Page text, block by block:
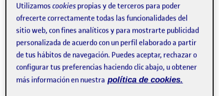
Navegación de entradas
Anterior: Conóceme Siguiente
Publicado porPresencia en la red.
Publicado por
Pau López Lázaro
Visibilidad:
Pública -Fecha de publicación
20 Dic 2022-comentarioen Presencia en la red.
Utilizamoscookies propias y de terceros para poder
ofrecerte correctamente todas las funcionalidades del
sitio web, con fines analíticos y para mostrarte publicidad
personalizada de acuerdo con un perfil elaborado a partir
de tus hábitos de navegación. Puedes aceptar, rechazar o
configurar tus preferencias haciendo clic abajo, u obtener
más información en nuestra política de cookies.